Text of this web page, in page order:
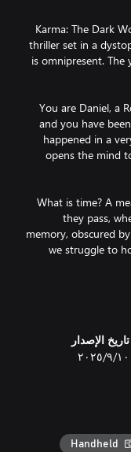
Karma: The Dark
thriller set in a
is omnipresent. The
You are Daniel, a
and you have
happened in a
opens the mind
What is time? A
they pass,
memory, obscured
we struggle to
the corners of
back to the
creates a
Are you ready to
تاريخ الإصدار
١٠‏/٩‏/٢٠٢٥
Handheld